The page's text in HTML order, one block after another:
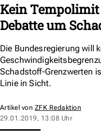
Kein
Debatte um
Die Bundesregierung will
Schadstoff-Grenzwerten
Linie in Sicht.
Artikel von ZFK Redaktion
29.01.2019, 13:08 Uhr